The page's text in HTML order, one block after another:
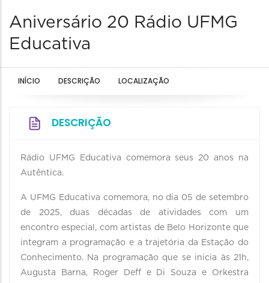
Aniversário 20 Rádio UFMG
Educativa
INÍCIO DESCRIÇÃO LOCALIZAÇÃO
DESCRIÇÃO
Rádio UFMG Educativa comemora seus 20 anos na
Autêntica.
A UFMG Educativa comemora, no dia 05 de setembro
de 2025, duas décadas de atividades com um
encontro especial, com artistas de Belo Horizonte que
integram a programação e a trajetória da Estação do
Conhecimento. Na programação que se inicia às 21h,
Augusta Barna, Roger Deff e Di Souza e Orkestra